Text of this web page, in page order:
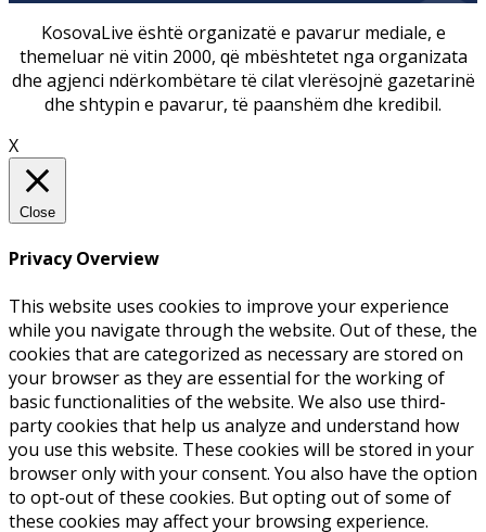
KosovaLive është organizatë e pavarur mediale, e
themeluar në vitin 2000, që mbështetet nga organizata
dhe agjenci ndërkombëtare të cilat vlerësojnë gazetarinë
dhe shtypin e pavarur, të paanshëm dhe kredibil.
X
Close
Privacy Overview
This website uses cookies to improve your experience
while you navigate through the website. Out of these, the
cookies that are categorized as necessary are stored on
your browser as they are essential for the working of
basic functionalities of the website. We also use third-
party cookies that help us analyze and understand how
you use this website. These cookies will be stored in your
browser only with your consent. You also have the option
to opt-out of these cookies. But opting out of some of
these cookies may affect your browsing experience.